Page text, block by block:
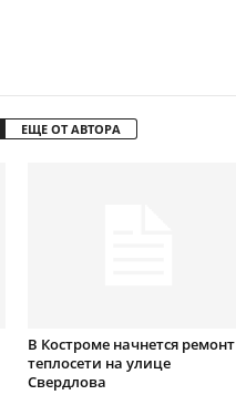
ЕЩЕ ОТ АВТОРА
В Костроме начнется ремонт
теплосети на улице
Свердлова